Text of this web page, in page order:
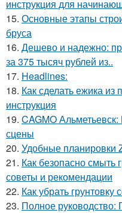
инструкция для
15. Основные этапы
бруса
16. Дешево и надежно:
за 375 тысяч рублей из..
17. Headlines:
18. Как сделать ежика из
инструкция
19. CAGMO
сцены
20. Удобные планировки
21. Как безопасно смыть
советы и рекомендации
22. Как убрать
23. Полное